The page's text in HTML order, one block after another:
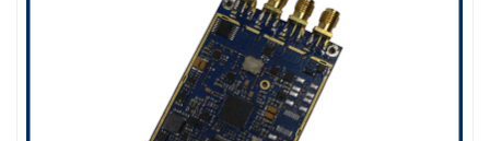
Русский
Italiano
Español